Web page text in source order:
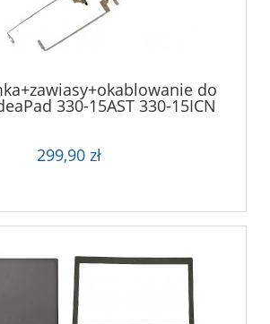
do
330-15AST 330-15ICN
299,90 zł